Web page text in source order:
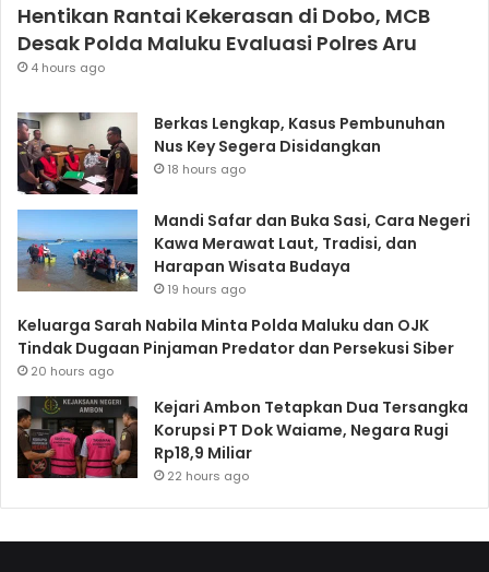
Hentikan Rantai Kekerasan di Dobo, MCB
Desak Polda Maluku Evaluasi Polres Aru
4 hours ago
Berkas Lengkap, Kasus Pembunuhan
Nus Key Segera Disidangkan
18 hours ago
Mandi Safar dan Buka Sasi, Cara Negeri
Kawa Merawat Laut, Tradisi, dan
Harapan Wisata Budaya
19 hours ago
Keluarga Sarah Nabila Minta Polda Maluku dan OJK
Tindak Dugaan Pinjaman Predator dan Persekusi Siber
20 hours ago
Kejari Ambon Tetapkan Dua Tersangka
Korupsi PT Dok Waiame, Negara Rugi
Rp18,9 Miliar
22 hours ago